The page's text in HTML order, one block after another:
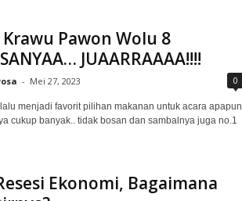
Pawon Wolu 8
JUAARRAAAA!!!!
- Mei 27, 2023 0
menjadi favorit pilihan makanan untuk acara apapun
cukup banyak.. tidak bosan dan sambalnya juga no.1
Ekonomi, Bagaimana